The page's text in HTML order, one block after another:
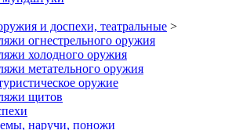
и доспехи, театральные >
огнестрельного оружия
холодного оружия
метательного оружия
оружие
щитов
наручи, поножи